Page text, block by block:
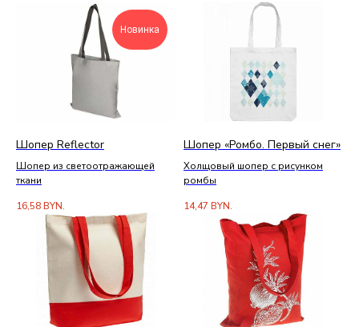
Новинка
Шопер Reflector
Шопер из светоотражающей
ткани
16,58BYN.
Шопер «Ромбо. Первый снег»
Холщовый шопер с рисунком
ромбы
14,47 BYN.